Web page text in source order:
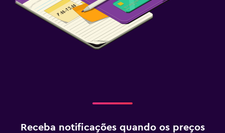
Receba notificações quando os preços